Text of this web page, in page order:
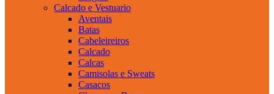
Calcado e Vestuario
Aventais
Batas
Cabeleireiros
Calcado
Calcas
Camisolas e Sweats
Casacos